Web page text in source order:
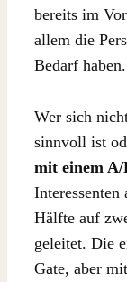
bereits im
allem die
Bedarf haben.
Wer sich
sinnvoll ist
mit einem A/
Hälfte auf
geleitet. Die
Gate, aber